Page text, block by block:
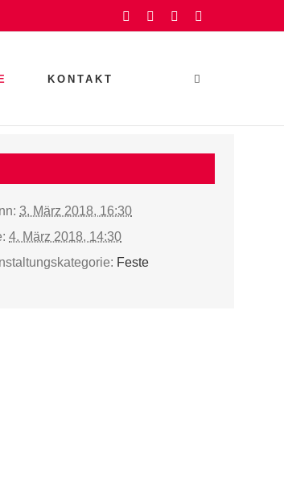
FacebookInstagramYouTube
KONTAKT
3. März 2018, 16:30
4. März 2018, 14:30
Feste